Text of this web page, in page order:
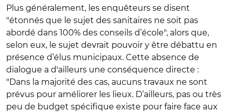
Plus généralement, les enquêteurs se disent
"étonnés que le sujet des sanitaires ne soit pas
abordé dans 100% des conseils d’école", alors que,
selon eux, le sujet devrait pouvoir y être débattu en
présence d’élus municipaux. Cette absence de
dialogue a d'ailleurs une conséquence directe :
"Dans la majorité des cas, aucuns travaux ne sont
prévus pour améliorer les lieux. D’ailleurs, pas ou très
peu de budget spécifique existe pour faire face aux